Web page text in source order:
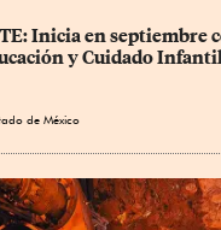
Inicia en septiembre
y Cuidado
de México